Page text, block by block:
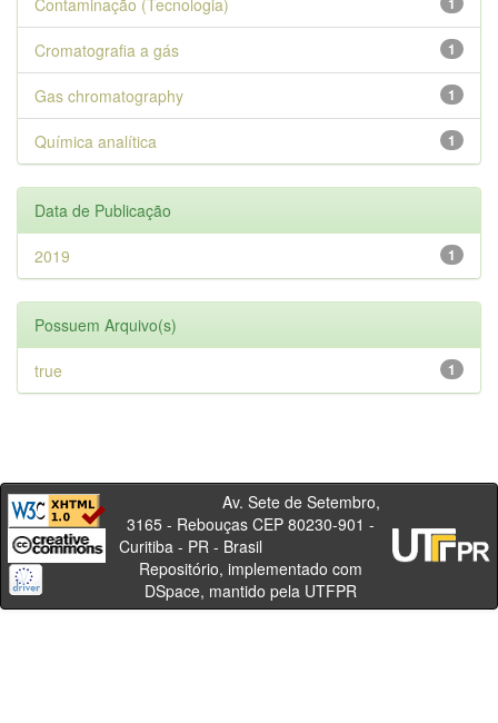
Contaminação (Tecnologia)
1
Cromatografia a gás
1
Gas chromatography
1
Química analítica
Data de Publicação
1
2019
Possuem Arquivo(s)
1
true
Av. Sete de Setembro,
3165 - Rebouças CEP 80230-901 -
Curitiba - PR - Brasil
Repositório, implementado com
DSpace, mantido pela UTFPR